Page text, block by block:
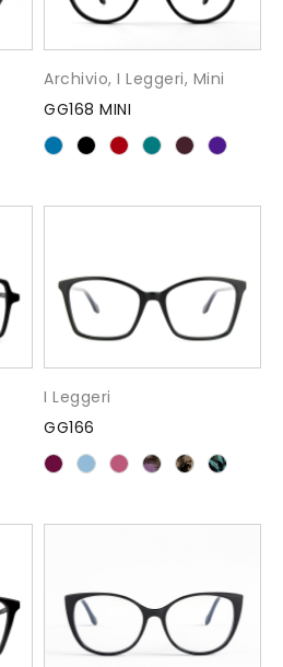
Archivio, I Leggeri, Mini
GG168 MINI
I Leggeri
GG166